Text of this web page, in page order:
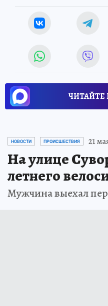
ЧИТАЙТЕ
НОВОСТИ ПРОИСШЕСТВИЯ 21
На улице
летнего
Мужчина выехал